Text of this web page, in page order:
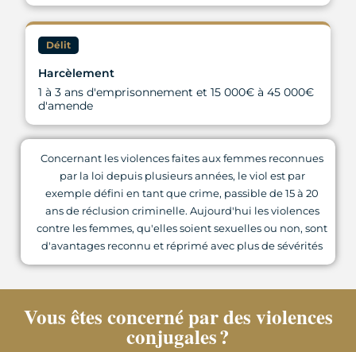
Délit
Harcèlement
1 à 3 ans d'emprisonnement et 15 000€ à 45 000€
d'amende
Concernant les violences faites aux femmes reconnues
par la loi depuis plusieurs années, le viol est par
exemple défini en tant que crime, passible de 15 à 20
ans de réclusion criminelle. Aujourd'hui les violences
contre les femmes, qu'elles soient sexuelles ou non, sont
d'avantages reconnu et réprimé avec plus de sévérités
Vous êtes concerné par des violences
conjugales ?